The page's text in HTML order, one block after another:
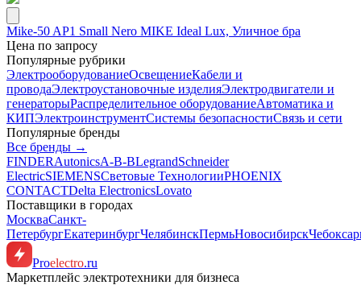
Mike-50 AP1 Small Nero MIKE Ideal Lux, Уличное бра
Цена по запросу
Популярные рубрики
ЭлектрооборудованиеОсвещениеКабели и
проводаЭлектроустановочные изделияЭлектродвигатели и
генераторыРаспределительное оборудованиеАвтоматика и
КИПЭлектроинструментСистемы безопасностиСвязь и сети
Популярные бренды
Все бренды →
FINDERAutonicsA-B-BLegrandSchneider
ElectricSIEMENSСветовые ТехнологииPHOENIX
CONTACTDelta ElectronicsLovato
Поставщики в городах
МоскваСанкт-
ПетербургЕкатеринбургЧелябинскПермьНовосибирск
Proelectro.ru
Маркетплейс электротехники для бизнеса